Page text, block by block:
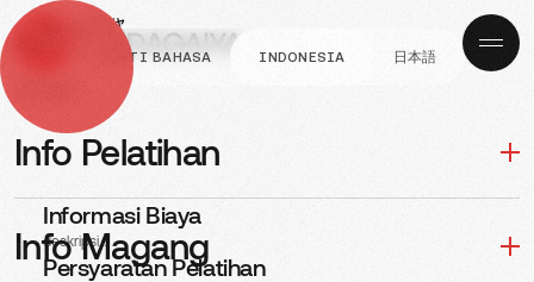
GANTI BAHASA INDONESIA 日本語
Info Pelatihan
Informasi Biaya
deskripsi...
Persyaratan Pelatihan
Info Magang
KELULUSAN INTERVIEW
Yang lulus Interview di
Perusahaan TERU
KOGYOU 120526